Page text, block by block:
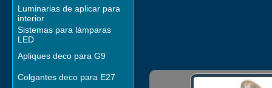
Luminarias de aplicar para
interior
Sistemas para lámparas
LED
Apliques deco para G9
Colgantes deco para E27